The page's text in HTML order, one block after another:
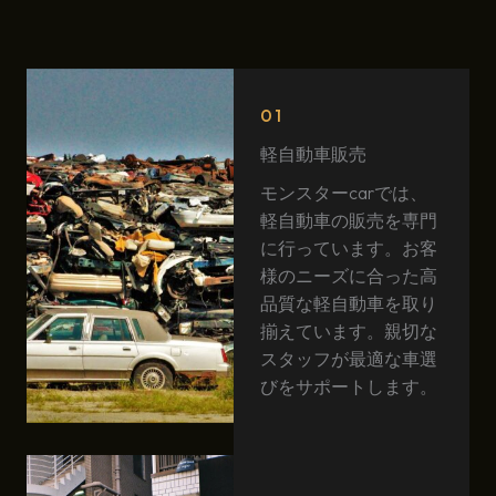
01
軽自動車販売
モンスターcarでは、
軽自動車の販売を専門
に行っています。お客
様のニーズに合った高
品質な軽自動車を取り
揃えています。親切な
スタッフが最適な車選
びをサポートします。